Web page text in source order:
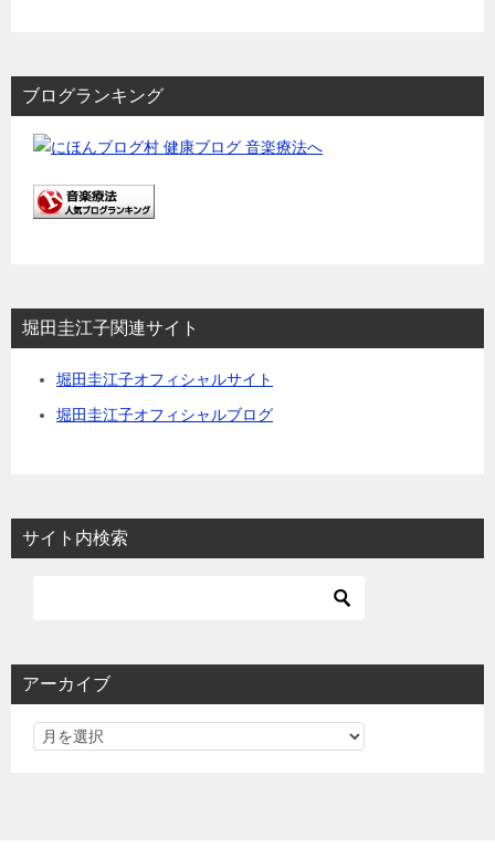
ブログランキング
堀田圭江子関連サイト
堀田圭江子オフィシャルサイト
堀田圭江子オフィシャルブログ
サイト内検索
アーカイブ